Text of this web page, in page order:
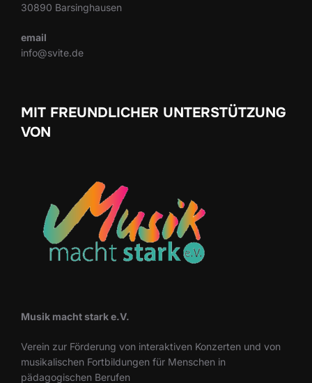
30890 Barsinghausen
email
info@svite.de
MIT FREUNDLICHER UNTERSTÜTZUNG
VON
Musik macht stark e.V.
Verein zur Förderung von interaktiven Konzerten und von
musikalischen Fortbildungen für Menschen in
pädagogischen Berufen